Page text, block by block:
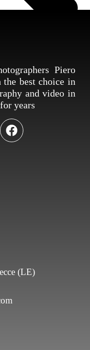
Piero
the best choice in
and video in
years
(LE)